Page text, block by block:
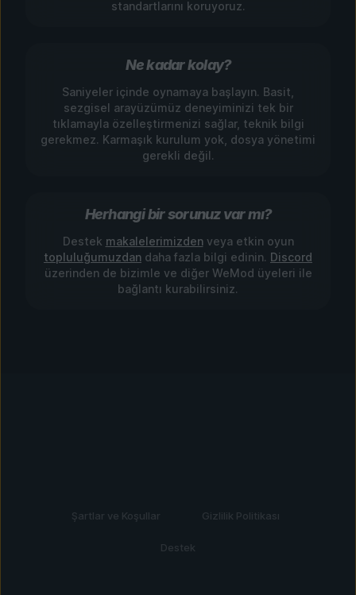
standartlarını koruyoruz.
Ne kadar kolay?
Saniyeler içinde oynamaya başlayın. Basit,
sezgisel arayüzümüz deneyiminizi tek bir
tıklamayla özelleştirmenizi sağlar, teknik bilgi
gerekmez. Karmaşık kurulum yok, dosya yönetimi
gerekli değil.
Herhangi bir sorunuz var mı?
Destek makalelerimizdenveya etkin oyun
topluluğumuzdan daha fazla bilgi edinin. Discord
üzerinden de bizimle ve diğer WeMod üyeleri ile
bağlantı kurabilirsiniz.
Şartlar ve Koşullar Gizlilik Politikası
Destek